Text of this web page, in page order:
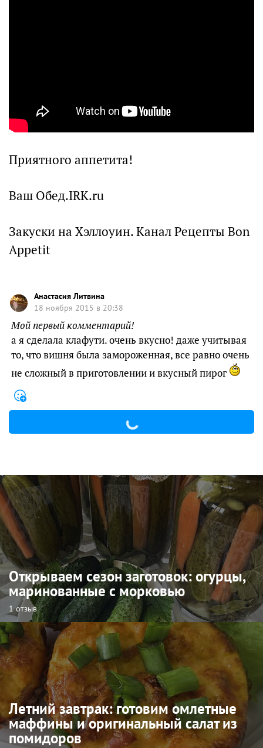
Приятного аппетита!
Ваш Обед.IRK.ru
Закуски на Хэллоуин. Канал Рецепты Bon
Appetit
Анастасия Литвина
18 ноября 2015 в 20:38
Мой первый комментарий!
а я сделала клафути. очень вкусно! даже учитывая
то, что вишня была замороженная, все равно очень
не сложный в приготовлении и вкусный пирог
Открываем сезон заготовок: огурцы,
маринованные с морковью
1 отзыв
Летний завтрак: готовим омлетные
маффины и оригинальный салат из
помидоров